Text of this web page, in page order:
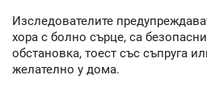
Изследователите
хора с болно сърце, са
обстановка, тоест със съпруга
желателно у дома.